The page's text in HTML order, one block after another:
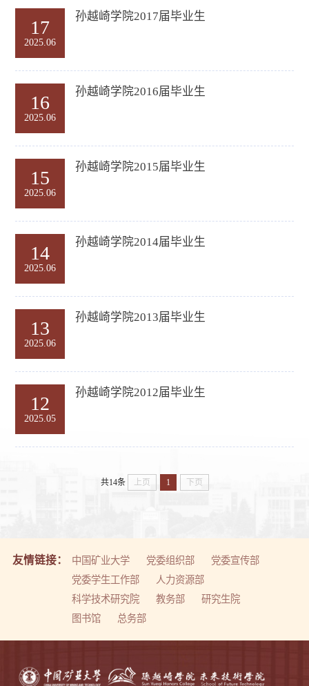
17
2025.06
孙越崎学院2017届毕业生
16
2025.06
孙越崎学院2016届毕业生
15
2025.06
孙越崎学院2015届毕业生
14
2025.06
孙越崎学院2014届毕业生
13
2025.06
孙越崎学院2013届毕业生
12
2025.05
孙越崎学院2012届毕业生
共14条 上页 1 下页
友情链接： 中国矿业大学 党委组织部
党委宣传部
党委学生工作部
人力资源部
科学技术研究院
教务部
研究生院
图书馆
总务部